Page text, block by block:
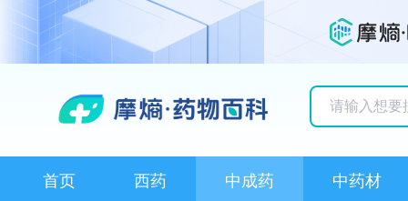
首页 西药 中成药 中药材